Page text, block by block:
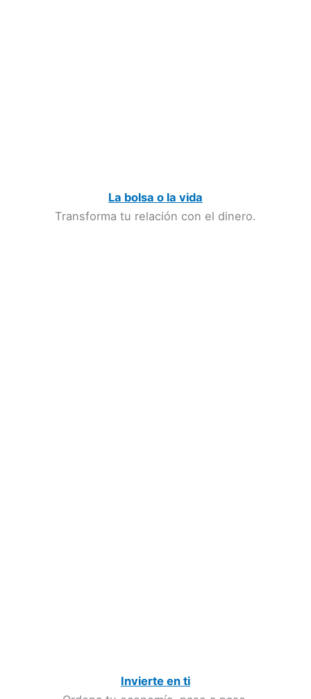
La bolsa o la vida
Transforma tu relación con el dinero.
Invierte en ti